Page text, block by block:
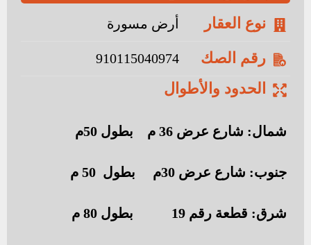
نوع العقار أرض مسورة
رقم الصك 910115040974
الحدود والأطوال
شمال: شارع عرض 36 م بطول 50م
جنوب: شارع عرض 30م بطول 50 م
شرق: قطعة رقم 19 بطول 80 م